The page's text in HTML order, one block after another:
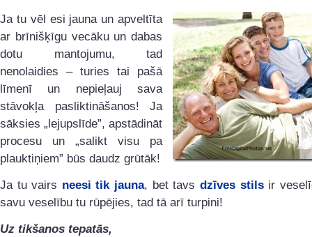
Ja tu vēl esi jauna un apveltīta
ar brīnišķīgu vecāku un dabas
dotu mantojumu, tad
nenolaidies – turies tai pašā
līmenī un nepieļauj sava
stāvokļa pasliktināšanos! Ja
sāksies „lejupslīde”, apstādināt
procesu un „salikt visu pa
plauktiņiem” būs daudz grūtāk!
Ja tu vairs neesi tik jauna, bet tavs dzīves stilsir
savu veselību tu rūpējies, tad tā arī turpini!
Uz tikšanos tepatās,